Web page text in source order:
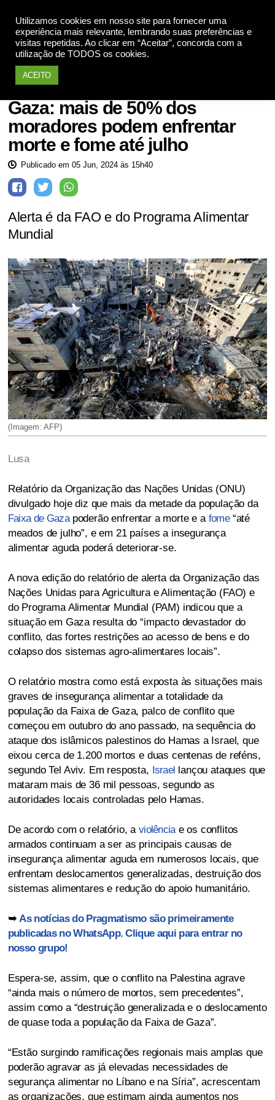
Utilizamos cookies em nosso site para fornecer uma
experiência mais relevante, lembrando suas preferências e
visitas repetidas. Ao clicar em “Aceitar”, concorda com a
utilização de TODOS os cookies.
ACEITO
Guerra injustificável
Gaza: mais de 50% dos
moradores podem enfrentar
morte e fome até julho
Publicado em 05 Jun, 2024 às 15h40
Alerta é da FAO e do Programa Alimentar
Mundial
(Imagem: AFP)
Lusa
Relatório da Organização das Nações Unidas (ONU)
divulgado hoje diz que mais da metade da população da
Faixa de Gazapoderão enfrentar a morte e a fome“até
meados de julho”, e em 21 países a insegurança
alimentar aguda poderá deteriorar-se.
A nova edição do relatório de alerta da Organização das
Nações Unidas para Agricultura e Alimentação (FAO) e
do Programa Alimentar Mundial (PAM) indicou que a
situação em Gaza resulta do “impacto devastador do
conflito, das fortes restrições ao acesso de bens e do
colapso dos sistemas agro-alimentares locais”.
O relatório mostra como está exposta às situações mais
graves de insegurança alimentar a totalidade da
população da Faixa de Gaza, palco de conflito que
começou em outubro do ano passado, na sequência do
ataque dos islâmicos palestinos do Hamas a Israel, que
eixou cerca de 1.200 mortos e duas centenas de reféns,
segundo Tel Aviv. Em resposta, Israel lançou ataques que
mataram mais de 36 mil pessoas, segundo as
autoridades locais controladas pelo Hamas.
De acordo com o relatório, a violênciae os conflitos
armados continuam a ser as principais causas de
insegurança alimentar aguda em numerosos locais, que
enfrentam deslocamentos generalizadas, destruição dos
sistemas alimentares e redução do apoio humanitário.
➥As notícias do Pragmatismo são primeiramente
publicadas no WhatsApp. Clique aqui para entrar no
nosso grupo!
Espera-se, assim, que o conflito na Palestina agrave
“ainda mais o número de mortos, sem precedentes”,
assim como a “destruição generalizada e o deslocamento
de quase toda a população da Faixa de Gaza”.
“Estão surgindo ramificações regionais mais amplas que
poderão agravar as já elevadas necessidades de
segurança alimentar no Líbano e na Síria”, acrescentam
as organizações, que estimam ainda aumentos nos